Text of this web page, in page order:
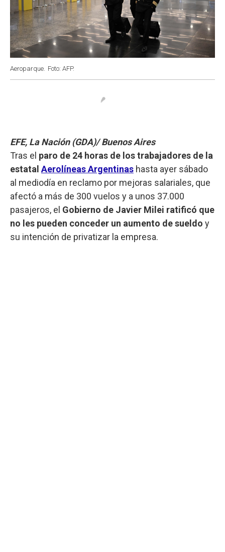
Aeroparque. Foto: AFP.
EFE, La Nación (GDA)/ Buenos Aires
Tras el paro de 24 horas de los trabajadores de la
estatal Aerolíneas Argentinas hasta ayer sábado
al mediodía en reclamo por mejoras salariales, que
afectó a más de 300 vuelos y a unos 37.000
pasajeros, el Gobierno de Javier Milei ratificó que
no les pueden conceder un aumento de sueldo y
su intención de privatizar la empresa.